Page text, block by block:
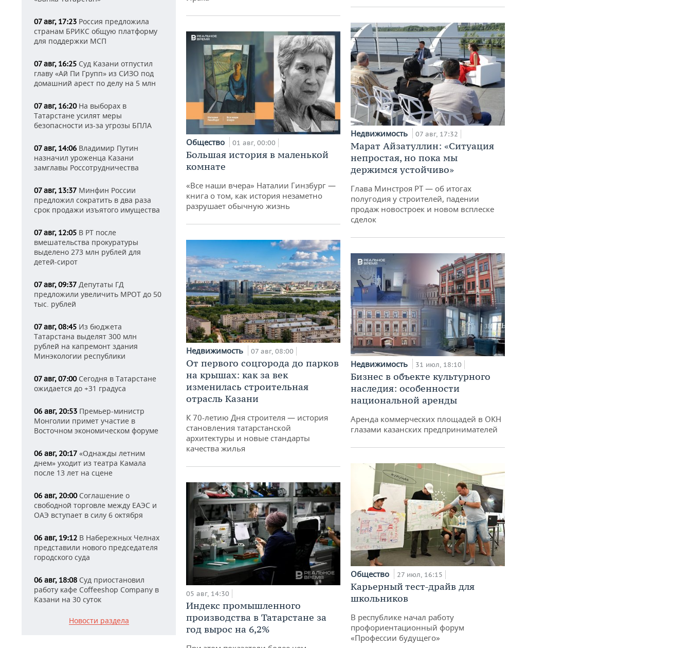
07 авг, 17:23 Россия предложила
странам БРИКС общую платформу
для поддержки МСП
07 авг, 16:25 Суд Казани отпустил
главу «Ай Пи Групп» из СИЗО под
домашний арест по делу на 5 млн
07 авг, 16:20На выборах в
Татарстане усилят меры
безопасности из-за угрозы БПЛА
07 авг, 14:06 Владимир Путин
назначил уроженца Казани
замглавы Россотрудничества
07 авг, 13:37 Минфин России
предложил сократить в два раза
срок продажи изъятого имущества
07 авг, 12:05 В РТ после
вмешательства прокуратуры
выделено 273 млн рублей для
детей-сирот
07 авг, 09:37 Депутаты ГД
предложили увеличить МРОТ до 50
тыс. рублей
07 авг, 08:45 Из бюджета
Татарстана выделят 300 млн
рублей на капремонт здания
Минэкологии республики
07 авг, 07:00Сегодня в Татарстане
ожидается до +31 градуса
06 авг, 20:53 Премьер-министр
Монголии примет участие в
Восточном экономическом форуме
06 авг, 20:17 «Однажды летним
днем» уходит из театра Камала
после 13 лет на сцене
06 авг, 20:00Соглашение о
свободной торговле между ЕАЭС и
ОАЭ вступает в силу 6 октября
06 авг, 19:12 В Набережных Челнах
представили нового председателя
городского суда
06 авг, 18:08 Суд приостановил
работу кафе Coffeeshop Company в
Казани на 30 суток
Новости раздела
Общество 01 авг, 00:00
Большая история в маленькой
комнате
«Все наши вчера» Наталии Гинзбург —
книга о том, как история незаметно
разрушает обычную жизнь
Недвижимость 07 авг, 08:00
От первого соцгорода до парков
на крышах: как за век
изменилась строительная
отрасль Казани
К 70-летию Дня строителя — история
становления татарстанской
архитектуры и новые стандарты
качества жилья
05 авг, 14:30
Индекс промышленного
производства в Татарстане за
год вырос на 6,2%
Недвижимость 07 авг, 17:32
Марат Айзатуллин: «Ситуация
непростая, но пока мы
держимся устойчиво»
Глава Минстроя РТ — об итогах
полугодия у строителей, падении
продаж новостроек и новом всплеске
сделок
Недвижимость 31 июл, 18:10
Бизнес в объекте культурного
наследия: особенности
национальной аренды
Аренда коммерческих площадей в ОКН
глазами казанских предпринимателей
Общество 27 июл, 16:15
Карьерный тест-драйв для
школьников
В республике начал работу
профориентационный форум
«Профессии будущего»